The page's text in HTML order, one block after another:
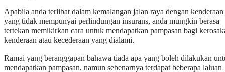
Apabila anda terlibat dalam kemalangan jalan raya dengan kenderaan
yang tidak mempunyai perlindungan insurans, anda mungkin berasa
tertekan memikirkan cara untuk mendapatkan pampasan bagi
kenderaan atau kecederaan yang dialami.
Ramai yang beranggapan bahawa tiada apa yang boleh dilakukan
mendapatkan pampasan, namun sebenarnya terdapat beberapa laluan